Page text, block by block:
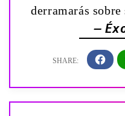
derramarás
—